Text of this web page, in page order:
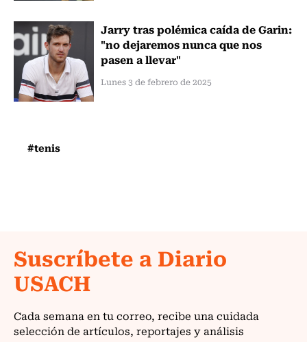
Jarry tras polémica caída de Garin:
"no dejaremos nunca que nos
pasen a llevar"
Lunes 3 de febrero de 2025
#tenis